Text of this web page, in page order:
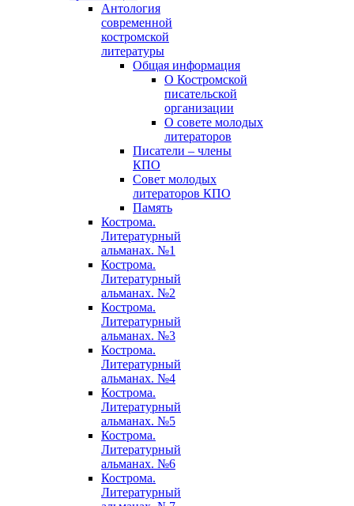
Антология
современной
костромской
литературы
Общая информация
О Костромской
писательской
организации
О совете молодых
литераторов
Писатели – члены
КПО
Совет молодых
литераторов КПО
Память
Кострома.
Литературный
альманах. №1
Кострома.
Литературный
альманах. №2
Кострома.
Литературный
альманах. №3
Кострома.
Литературный
альманах. №4
Кострома.
Литературный
альманах. №5
Кострома.
Литературный
альманах. №6
Кострома.
Литературный